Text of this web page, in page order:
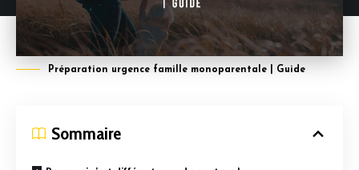
Préparation urgence famille monoparentale | Guide
Sommaire